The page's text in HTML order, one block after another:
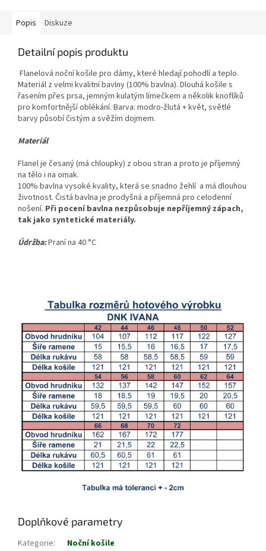
Popis Diskuze
Detailní popis produktu
Flanelová noční košile pro dámy, které hledají pohodlí a teplo.
Materiál z velmi kvalitní bavlny (100% bavlna). Dlouhá košile s
řasením přes prsa, jemným kulatým límečkem a několik knoflíků
pro komfortnější oblékání. Barva: modro-žlutá + květ, světlé
barvy působí čistým a svěžím dojmem.
Materiál
Flanel je česaný (má chloupky) z obou stran a proto je příjemný
na tělo i na omak.
100% bavlna vysoké kvality, která se snadno žehlí a má dlouhou
životnost. Čistá bavlna je prodyšná a příjemná pro celodenní
nošení. Při pocení bavlna nezpůsobuje nepříjemný zápach,
tak jako syntetické materiály.
Údržba:Praní na 40 °C
Doplňkové parametry
Kategorie:
Noční košile